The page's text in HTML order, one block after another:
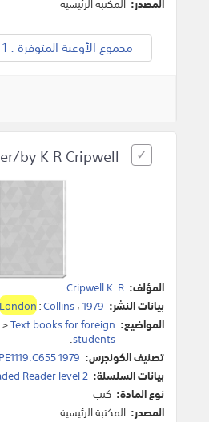
مجموع الأوعية المتوفرة : 1
المؤلف: Cripwell K. R
.
بيانات النشر:
London:Collins،1979
المواضيع:
>Text books for foreign
students
.
تصنيف الكونجرس: PE1119.C655 1979
بيانات السلسلة: Reader level 2.
نوع المادة: كتب
المصدر: المكتبة الرئيسية